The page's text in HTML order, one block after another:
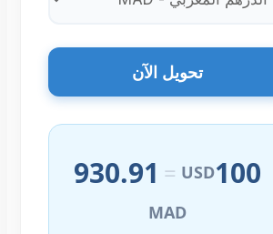
تحويل الآن
100
USD
=
930.91
MAD